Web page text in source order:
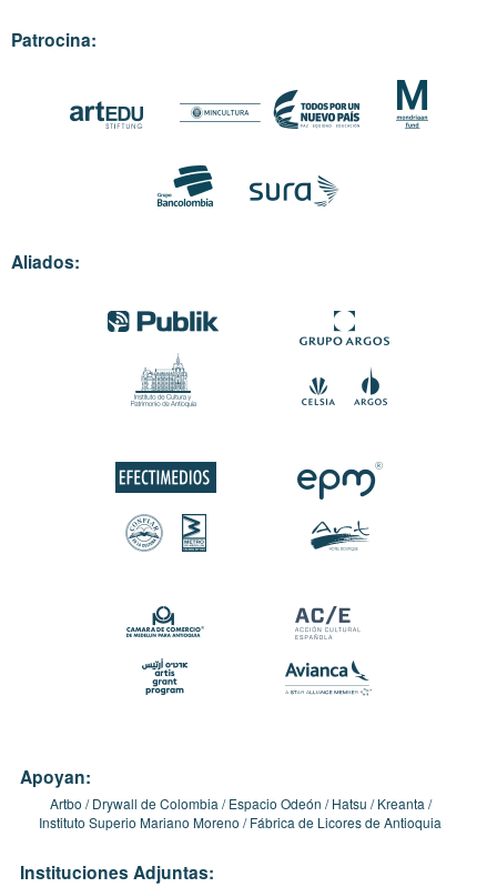
Patrocina:
Aliados:
Apoyan:
Artbo Drywall de Colombia Espacio Odeón Hatsu
Kreanta
Instituto Superio Mariano Moreno
Fábrica de Licores de Antioquia
Instituciones Adjuntas: